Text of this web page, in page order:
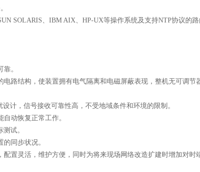
SOLARIS、IBM AIX、HP-UX等操作系统及支持NTP协议的
。
路结构，使装置拥有电气隔离和电磁屏蔽表现，整机无可调节
计，信号接收可靠性高，不受地域条件和环境的限制。
动恢复正常工作。
试。
同步状况。
置灵活，维护方便，同时为将来现场网络改造扩建时增加对时